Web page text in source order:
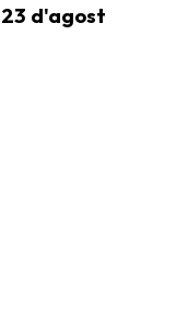
d'agost